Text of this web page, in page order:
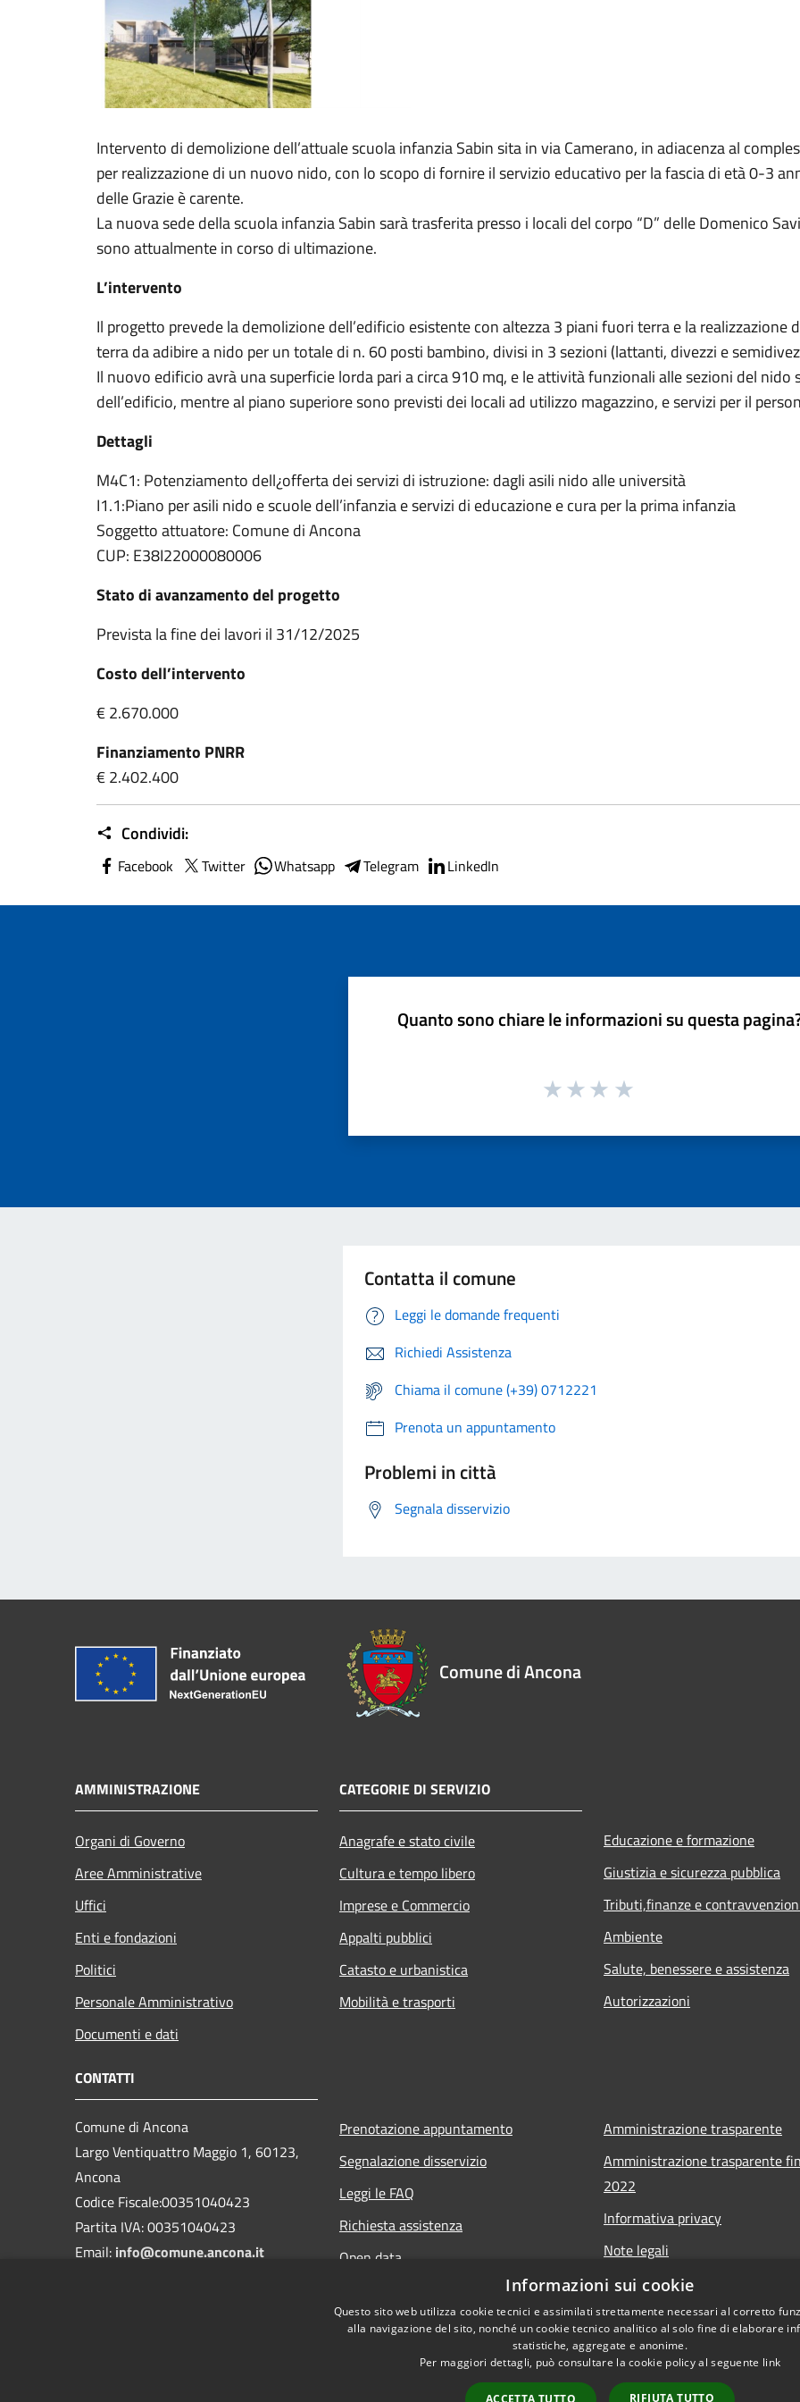
Intervento di demolizione dell’attuale scuola infanzia Sabin sita in via Camerano, in adiacenza al
per realizzazione di un nuovo nido, con lo scopo di fornire il servizio educativo per la fascia di età 0-3
delle Grazie è carente.
La nuova sede della scuola infanzia Sabin sarà trasferita presso i locali del corpo “D” delle Domenico
sono attualmente in corso di ultimazione.
L’intervento
Il progetto prevede la demolizione dell’edificio esistente con altezza 3 piani fuori terra e la
terra da adibire a nido per un totale di n. 60 posti bambino, divisi in 3 sezioni (lattanti, divezzi e
Il nuovo edificio avrà una superficie lorda pari a circa 910 mq, e le attività funzionali alle sezioni del
dell’edificio, mentre al piano superiore sono previsti dei locali ad utilizzo magazzino, e servizi per il
Dettagli
M4C1: Potenziamento dell¿offerta dei servizi di istruzione: dagli asili nido alle università
I1.1:Piano per asili nido e scuole dell’infanzia e servizi di educazione e cura per la prima infanzia
Soggetto attuatore: Comune di Ancona
CUP: E38I22000080006
Stato di avanzamento del progetto
Prevista la fine dei lavori il 31/12/2025
Costo dell’intervento
€ 2.670.000
Finanziamento PNRR
€ 2.402.400
Condividi:
Facebook Twitter Whatsapp Telegram LinkedIn
Quanto sono chiare le informazioni su questa
Contatta il comune
Leggi le domande frequenti
Richiedi Assistenza
Chiama il comune (+39) 0712221
Prenota un appuntamento
Problemi in città
Segnala disservizio
Comune di Ancona
AMMINISTRAZIONE
Organi di Governo
Aree Amministrative
Uffici
Enti e fondazioni
Politici
Personale Amministrativo
Documenti e dati
CATEGORIE DI SERVIZIO
Anagrafe e stato civile
Cultura e tempo libero
Imprese e Commercio
Appalti pubblici
Catasto e urbanistica
Mobilità e trasporti
Educazione e formazione
Giustizia e sicurezza pubblica
Tributi,finanze e
Ambiente
Salute, benessere e assistenza
Autorizzazioni
CONTATTI
Comune di Ancona
Largo Ventiquattro Maggio 1, 60123,
Ancona
Codice Fiscale:00351040423
Partita IVA: 00351040423
Email: info@comune.ancona.it
Prenotazione appuntamento
Segnalazione disservizio
Leggi le FAQ
Richiesta assistenza
Open data
Amministrazione trasparente
Amministrazione trasparente
2022
Informativa privacy
Note legali
Dichiarazione di accessibilità
Informazioni sui cookie
Questo sito web utilizza cookie tecnici e assimilati strettamente necessari al corretto
alla navigazione del sito, nonché un cookie tecnico analitico al solo fine di elaborare
statistiche, aggregate e anonime.
Per maggiori dettagli, può consultare la cookie policy al seguente link
ACCETTA TUTTO RIFIUTA TUTTO